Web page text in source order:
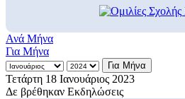
Ανά Μήνα
Για Μήνα
Για Μήνα
Τετάρτη 18 Ιανουάριος 2023
Δε βρέθηκαν Εκδηλώσεις